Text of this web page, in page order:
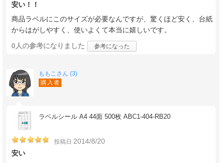
安い！！
商品ラベルにこのサイズが必要なんですが、驚くほど安く、台紙
からはがしやすく、使いよくて本当に嬉しいです。
0人の参考になりました 参考になった
ももこさん (3)
購入者
ラベルシール A4 44面 500枚 ABC1-404-RB20
投稿日 2014/8/20
安い